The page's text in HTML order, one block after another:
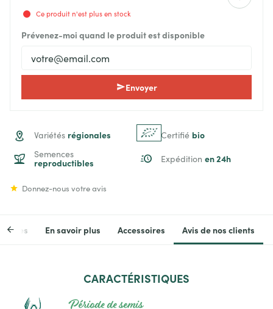
Ce produit n'est plus en stock
Prévenez-moi quand le produit est disponible
Envoyer
Variétés régionales Certifié bio
Semences
reproductibles Expédition en 24h
Donnez-nous votre avis
En savoir plus Accessoires Avis de nos clients
CARACTÉRISTIQUES
Période de semis